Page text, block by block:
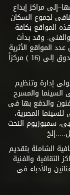
مراكز إبداع
لجموع السكان
المواقع بكافة
وقد بدأت
وصل عدد المواقع الأثرية
التى تم تحويلها إلى مراكز إبداع فنى تابعة للصندوق إلى (16 ) مركزاً
إدارة وتنظيم
السينما والمسرح
والدفع بها فى
المصرية،
سمبوزيوم النحت
الشاملة بتقديم
الثقافية والفنية
والأدباء فى